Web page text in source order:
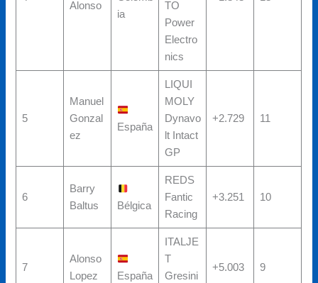
Alonso
ia
TO
Power
Electro
nics
5
Manuel
Gonzal
ez
España
LIQUI
MOLY
Dynavo
lt Intact
GP
+2.729 11
6
Barry
Baltus
Bélgica
REDS
Fantic
Racing
+3.251 10
7
Alonso
Lopez
España
ITALJE
T
Gresini
+5.003 9